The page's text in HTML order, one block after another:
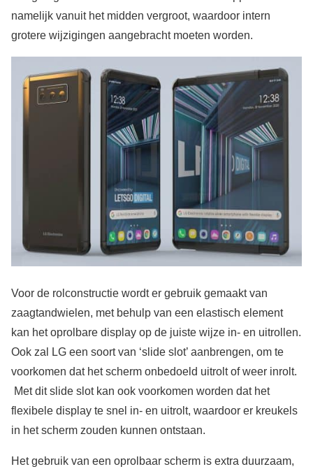
namelijk vanuit het midden vergroot, waardoor intern
grotere wijzigingen aangebracht moeten worden.
Voor de rolconstructie wordt er gebruik gemaakt van
zaagtandwielen, met behulp van een elastisch element
kan het oprolbare display op de juiste wijze in- en uitrollen.
Ook zal LG een soort van ‘slide slot’ aanbrengen, om te
voorkomen dat het scherm onbedoeld uitrolt of weer inrolt.
Met dit slide slot kan ook voorkomen worden dat het
flexibele display te snel in- en uitrolt, waardoor er kreukels
in het scherm zouden kunnen ontstaan.
Het gebruik van een oprolbaar scherm is extra duurzaam,